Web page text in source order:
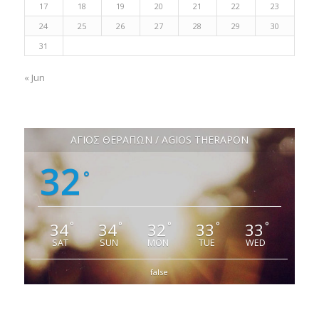
17
18 19 20 21 22
23
24
25 26 27 28 29
30
31
« Jun
ΑΓΙΟΣ ΘΕΡΑΠΩΝ / AGIOS THERAPON
32 °
34°
SAT
34°
SUN
32 °
MON
33 °
TUE
33 °
WED
false